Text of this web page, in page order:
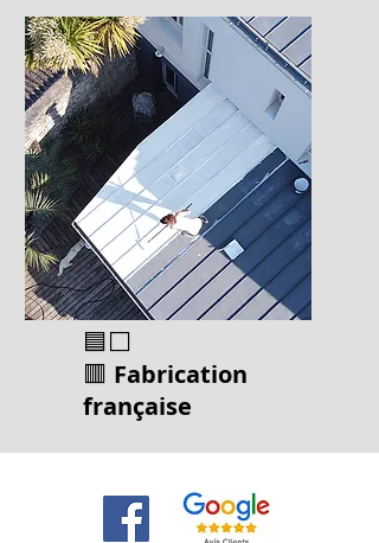
🟦⬜
🟥 Fabrication
française